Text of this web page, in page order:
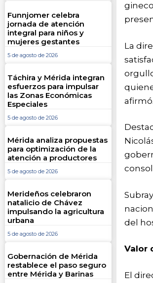
Funnjomer celebra
jornada de atención
integral para niños y
mujeres gestantes
5 de agosto de 2026
Táchira y Mérida integran
esfuerzos para impulsar
las Zonas Económicas
Especiales
5 de agosto de 2026
Mérida analiza propuestas
para optimización de la
atención a productores
5 de agosto de 2026
Merideños celebraron
natalicio de Chávez
impulsando la agricultura
urbana
5 de agosto de 2026
Gobernación de Mérida
restablece el paso seguro
entre Mérida y Barinas
La
afirmó.
del
Valor
El